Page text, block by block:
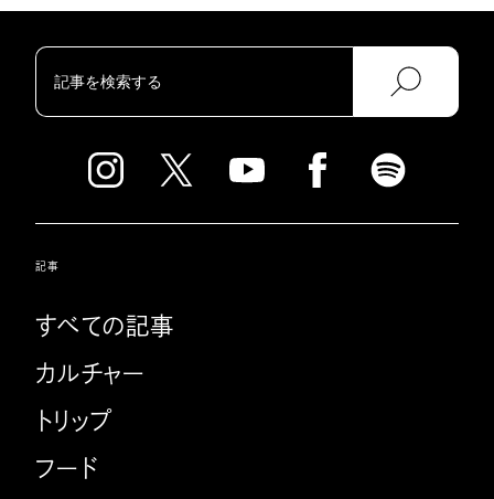
記事
すべての記事
カルチャー
トリップ
フード